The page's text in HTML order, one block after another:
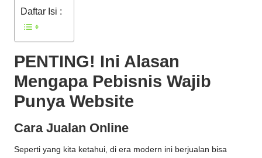
Daftar Isi :
PENTING! Ini Alasan
Mengapa Pebisnis Wajib
Punya Website
Cara Jualan Online
Seperti yang kita ketahui, di era modern ini berjualan bisa